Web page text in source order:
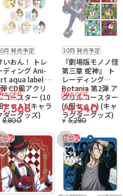
品
月 発売予定
いおん！ トレ
ディング Ani-
aqua label 第
CD風アクリ
コースター (10
セット) (キャラ
ターグッズ)
%OFF
7,568
8,800
予約品
10月 発売予定
『劇場版モノノ怪
第三章 蛇神』 ト
レーディング
Botania 第2弾 ア
クリルコースター
(6個セット) (キャ
ラクターグッズ)
14%OFF
¥4,540
¥ 5,280
ール
に入りに追加
セール
お気に入りに